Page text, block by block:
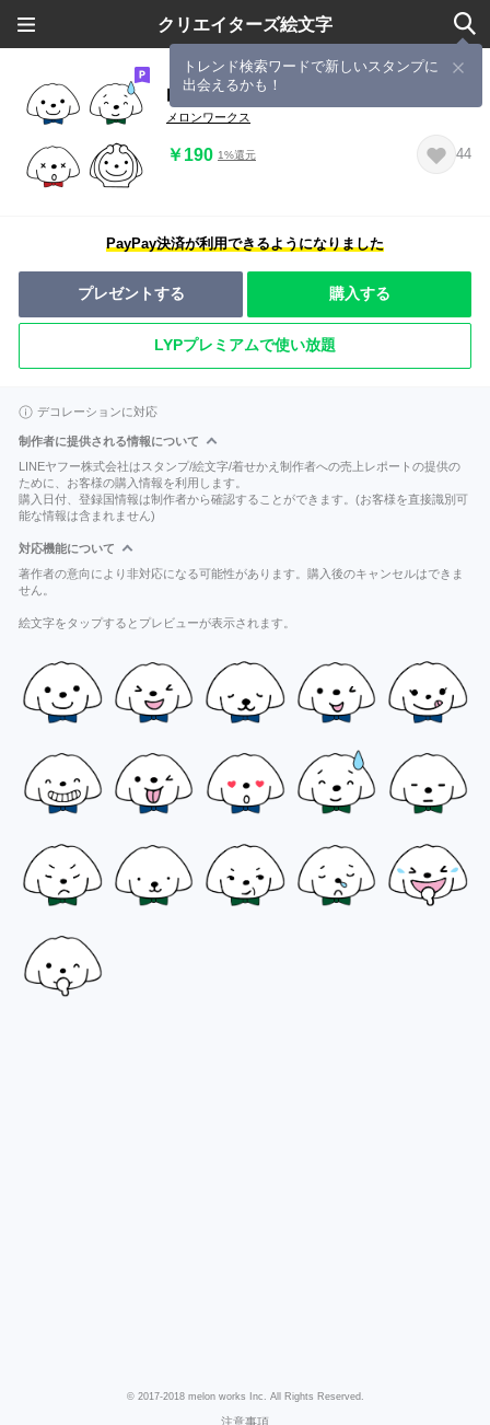
クリエイターズ絵文字
トレンド検索ワードで新しいスタンプに
出会えるかも！
白い犬の絵文字
メロンワークス
￥190 1%還元 44
PayPay決済が利用できるようになりました
プレゼントする 購入する
LYPプレミアムで使い放題
デコレーションに対応
制作者に提供される情報について
LINEヤフー株式会社はスタンプ/絵文字/着せかえ制作者への売上レポートの提供の
ために、お客様の購入情報を利用します。
購入日付、登録国情報は制作者から確認することができます。(お客様を直接識別可
能な情報は含まれません)
対応機能について
著作者の意向により非対応になる可能性があります。購入後のキャンセルはできま
せん。
絵文字をタップするとプレビューが表示されます。
© 2017-2018 melon works Inc. All Rights Reserved.
注意事項